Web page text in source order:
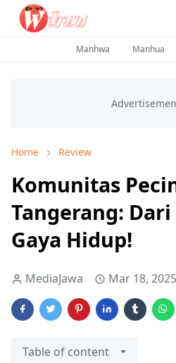
Manhwa Manhua
Home Review
Komunitas
Tangerang: Dari
Gaya Hidup!
MediaJawa Mar 18, 2025
Table of content